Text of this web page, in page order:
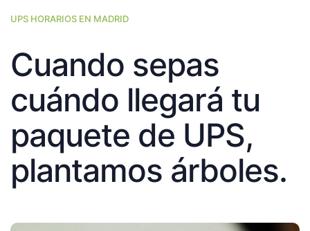
UPS HORARIOS EN MADRID
Cuando sepas
cuándo llegará tu
paquete de UPS,
plantamos árboles.